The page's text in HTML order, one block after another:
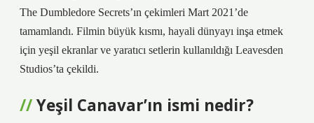
The Dumbledore Secrets’ın çekimleri Mart 2021’de
tamamlandı. Filmin büyük kısmı, hayali dünyayı inşa etmek
için yeşil ekranlar ve yaratıcı setlerin kullanıldığı Leavesden
Studios’ta çekildi.
Yeşil Canavar’ın ismi nedir?